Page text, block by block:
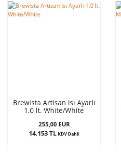
Brewista Artisan Isı Ayarlı
1.0 lt. White/White
255,00 EUR
14.153 TL KDV Dahil